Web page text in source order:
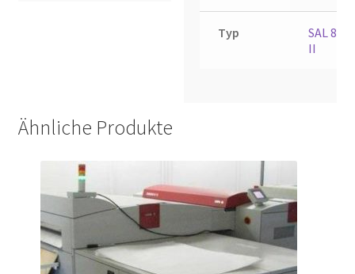
Typ
SAL 8800
II
Ähnliche Produkte